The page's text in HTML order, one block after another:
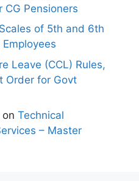
CG Pensioners
of 5th and 6th
Leave (CCL) Rules,
Order for Govt
on Technical
– Master